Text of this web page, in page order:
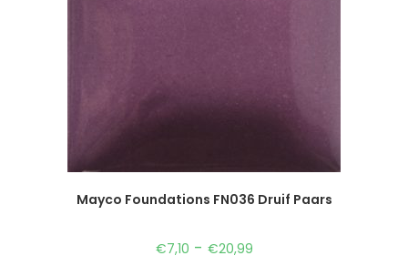
Mayco Foundations FN036 Druif Paars
€7,10 - €20,99